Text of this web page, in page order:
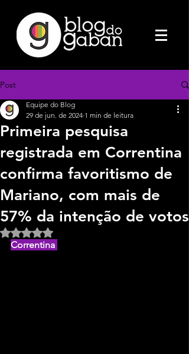
Post
Primeira pesquisa
registrada em Correntina
confirma favoritismo de
Mariano, com mais de
57% da intenção de votos
Equipe do Blog
29 de jun. de 2024 1 min de leitura
Avaliado com NaN de 5 estrelas.
Correntina